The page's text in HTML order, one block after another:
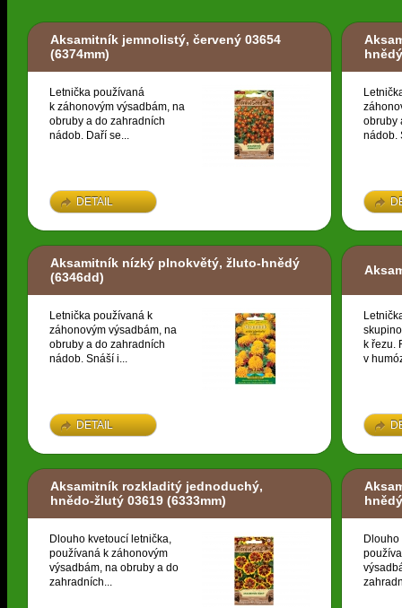
Aksamitník jemnolistý, červený 03654
(6374mm)
Letnička používaná
k záhonovým výsadbám, na
obruby a do zahradních
nádob. Daří se...
DETAIL
hnědý
obruby
nádob.
Aksamitník nízký plnokvětý, žluto-hnědý
(6346dd)
Letnička používaná k
záhonovým výsadbám, na
obruby a do zahradních
nádob. Snáší i...
DETAIL
k řezu.
v
Aksamitník rozkladitý jednoduchý,
hnědo-žlutý 03619 (6333mm)
Dlouho kvetoucí letnička,
používaná k záhonovým
výsadbám, na obruby a do
zahradních...